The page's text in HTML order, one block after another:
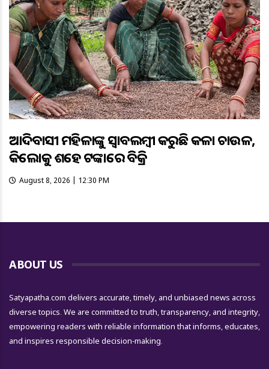
ଆଦିବାସୀ ମହିଳାଙ୍କୁ ସ୍ଵାବଲମ୍ଵୀ କରୁଛି କଳା ଚାଉଳ,
କିଲୋକୁ ଶହେ ଟଙ୍କାରେ ବିକ୍ରି
August 8, 2026 | 12:30 PM
ABOUT US
Satyapatha.com delivers accurate, timely, and unbiased news across
diverse topics. We are committed to truth, transparency, and integrity,
empowering readers with reliable information that informs, educates,
and inspires responsible decision-making.